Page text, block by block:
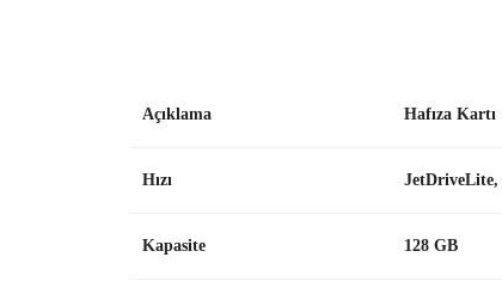
Açıklama Hafıza Kartı
Hızı JetDriveLite,
Kapasite 128 GB